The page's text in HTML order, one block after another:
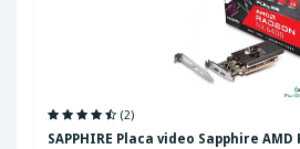
(2)
SAPPHIRE Placa video Sapphire AMD